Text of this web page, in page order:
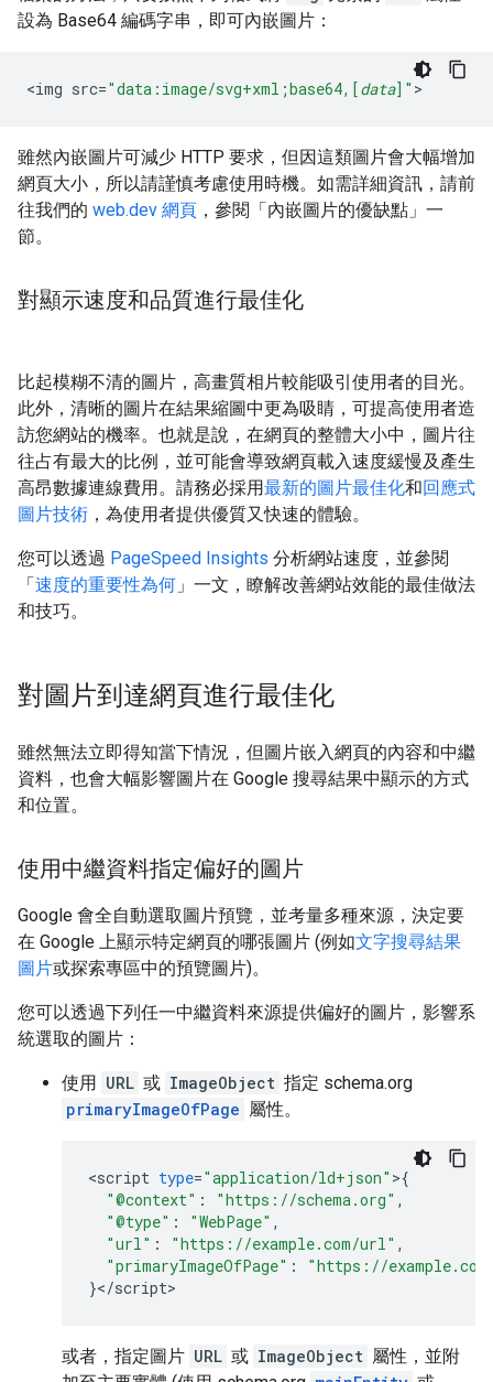
設為 Base64 編碼字串，即可內嵌圖片：
<img src="data:image/svg+xml;base64,[data]" >
雖然內嵌圖片可減少 HTTP 要求，但因這類圖片會大幅增加
網頁大小，所以請謹慎考慮使用時機。如需詳細資訊，請前
往我們的 web.dev 網頁 ，參閱「內嵌圖片的優缺點」一
節。
對顯示速度和品質進行最佳化
比起模糊不清的圖片，高畫質相片較能吸引使用者的目光。
此外，清晰的圖片在結果縮圖中更為吸睛，可提高使用者造
訪您網站的機率。也就是說，在網頁的整體大小中，圖片往
往占有最大的比例，並可能會導致網頁載入速度緩慢及產生
高昂數據連線費用。請務必採用最新的圖片最佳化和回應式
圖片技術 ，為使用者提供優質又快速的體驗。
您可以透過 PageSpeed Insights 分析網站速度，並參閱
「速度的重要性為何 」一文，瞭解改善網站效能的最佳做法
和技巧。
對圖片到達網頁進行最佳化
雖然無法立即得知當下情況，但圖片嵌入網頁的內容和中繼
資料，也會大幅影響圖片在 Google 搜尋結果中顯示的方式
和位置。
使用中繼資料指定偏好的圖片
Google 會全自動選取圖片預覽，並考量多種來源，決定要
在 Google 上顯示特定網頁的哪張圖片 (例如文字搜尋結果
圖片或探索專區中的預覽圖片)。
您可以透過下列任一中繼資料來源提供偏好的圖片，影響系
統選取的圖片：
使用 URL 或 ImageObject 指定 schema.org
primaryImageOfPage 屬性。
<script type="application/ld+json" >{
"@context" : "https://schema.org" ,
"@type" : "WebPage" ,
"url" : "https://example.com/url" ,
"primaryImageOfPage" :
"https://
}</script>
或者，指定圖片 URL 或 ImageObject 屬性，並附